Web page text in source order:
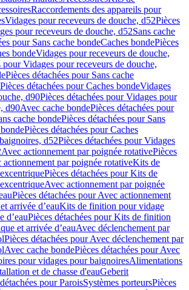
Raccordements des appareils pour
Vidages pour receveurs de douche, d52Pièces
pour receveurs de douche, d52Sans cache
pour Sans cache bondeCaches bondePièces
bondeVidages pour receveurs de douche,
pour Vidages pour receveurs de douche,
Pièces détachées pour Sans cache
Pièces détachées pour Caches bondeVidages
d90Pièces détachées pour Vidages pour
d90Avec cache bondePièces détachées pour
cache bondePièces détachées pour Sans
Pièces détachées pour Caches
d52Pièces détachées pour Vidages
Avec actionnement par poignée rotativePièces
actionnement par poignée rotativeKits de
Pièces détachées pour Kits de
Avec actionnement par poignée
Pièces détachées pour Avec actionnement
arrivée d’eauKits de finition pour vidage
d’eauPièces détachées pour Kits de finition
et arrivée d’eauAvec déclenchement par
Pièces détachées pour Avec déclenchement par
Avec cache bondePièces détachées pour Avec
pour vidages pour baignoiresAlimentations
et de chasse d'eauGeberit
pour ParoisSystèmes porteursPièces